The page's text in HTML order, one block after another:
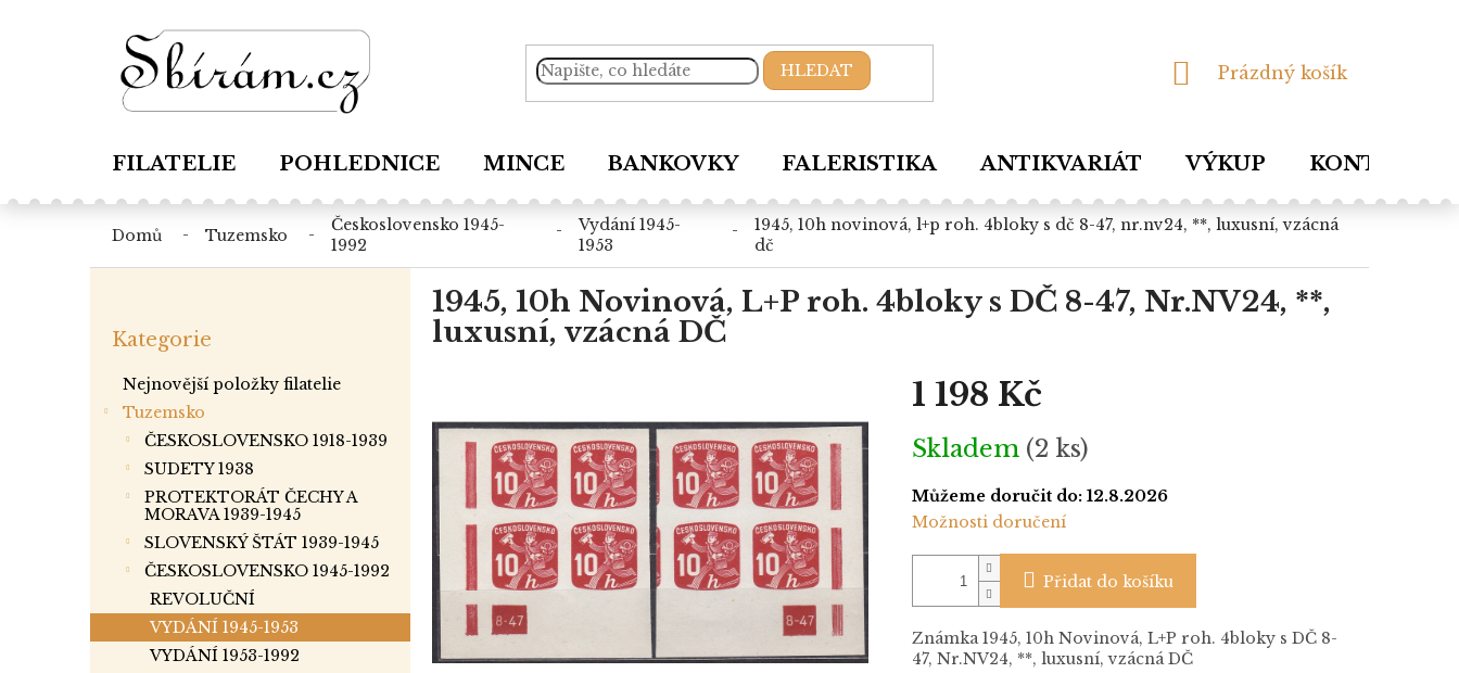
HLEDAT
NÁKUPNÍ
Prázdný košík
FILATELIE POHLEDNICE MINCE BANKOVKY FALERISTIKA ANTIKVARIÁT VÝKUP KONTAKTY
domů tuzemsko
československo 1945-
1992
vydání 1945-
1953
1945, 10h novinová, l+p roh. 4bloky s dč 8-47, nr.nv24, **, luxusní, vzácná
dč
kategorie
Kategorie
Nejnovější položky filatelie
Tuzemsko
ČESKOSLOVENSKO 1918-1939
SUDETY 1938
PROTEKTORÁT ČECHY A
MORAVA 1939-1945
SLOVENSKÝ ŠTÁT 1939-1945
ČESKOSLOVENSKO 1945-1992
REVOLUČNÍ
VYDÁNÍ 1945-1953
VYDÁNÍ 1953-1992
1945, 10h Novinová, L+P roh. 4bloky s DČ 8-47, Nr.NV24, **,
luxusní, vzácná DČ
1 198 Kč
Měrná
cena:
Skladem (2 ks)
Můžeme doručit do: 12.8.2026
Možnosti doručení
Přidat do košíku
Známka 1945, 10h Novinová, L+P roh. 4bloky s DČ 8-
47, Nr.NV24, **, luxusní, vzácná DČ